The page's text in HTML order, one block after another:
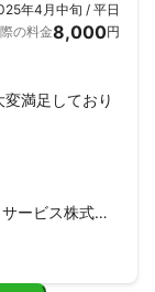
電話が使えな
宮田さんにお
っていた方で
ンターネット
た。スキルも
。宮田さん本
年4月中旬 / 平日
の料金8,000円
満足しており
ネットワーク・サポート・サービス株式会社